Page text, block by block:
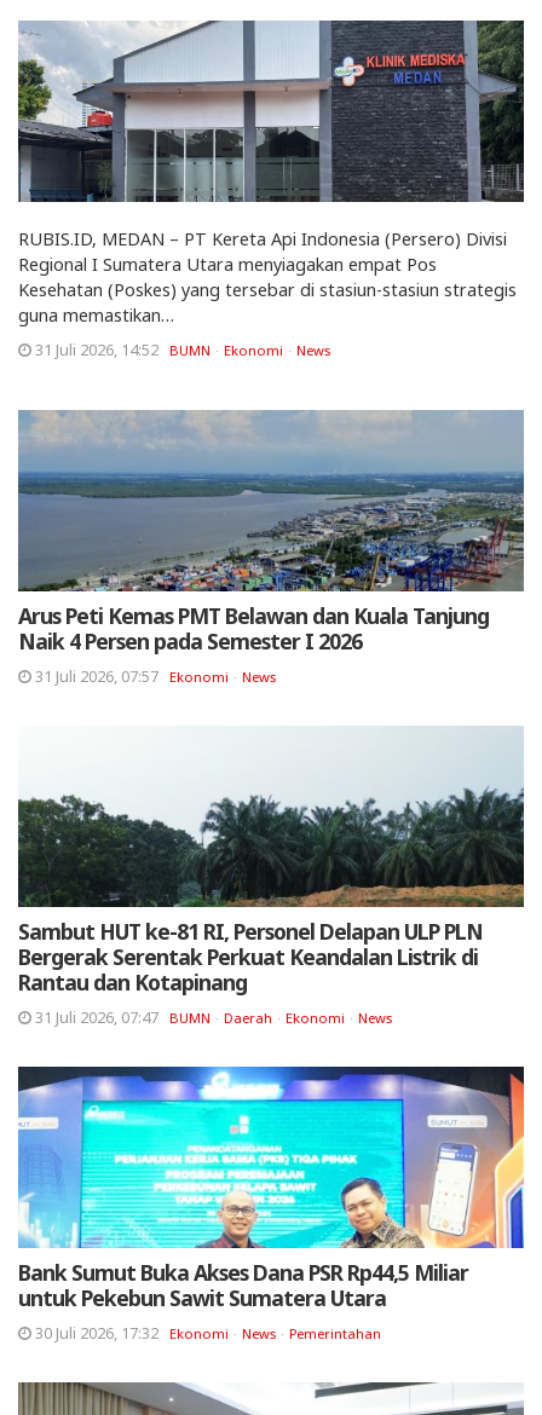
RUBIS.ID, MEDAN – PT Kereta Api Indonesia (Persero) Divisi
Regional I Sumatera Utara menyiagakan empat Pos
Kesehatan (Poskes) yang tersebar di stasiun-stasiun strategis
guna memastikan…
31 Juli 2026, 14:52 BUMN Ekonomi News
Arus Peti Kemas PMT Belawan dan Kuala Tanjung
Naik 4 Persen pada Semester I 2026
31 Juli 2026, 07:57 Ekonomi News
Sambut HUT ke-81 RI, Personel Delapan ULP PLN
Bergerak Serentak Perkuat Keandalan Listrik di
Rantau dan Kotapinang
31 Juli 2026, 07:47 BUMN Daerah Ekonomi News
Bank Sumut Buka Akses Dana PSR Rp44,5 Miliar
untuk Pekebun Sawit Sumatera Utara
30 Juli 2026, 17:32 Ekonomi News Pemerintahan